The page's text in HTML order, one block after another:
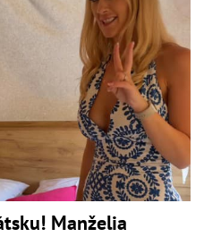
Manželia